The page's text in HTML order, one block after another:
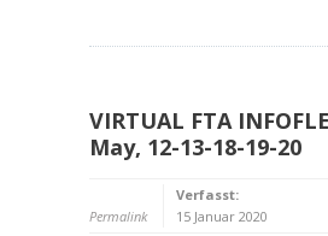
VIRTUAL FTA
May, 12-13-18-19-20
Permalink
Verfasst:
15 Januar 2020